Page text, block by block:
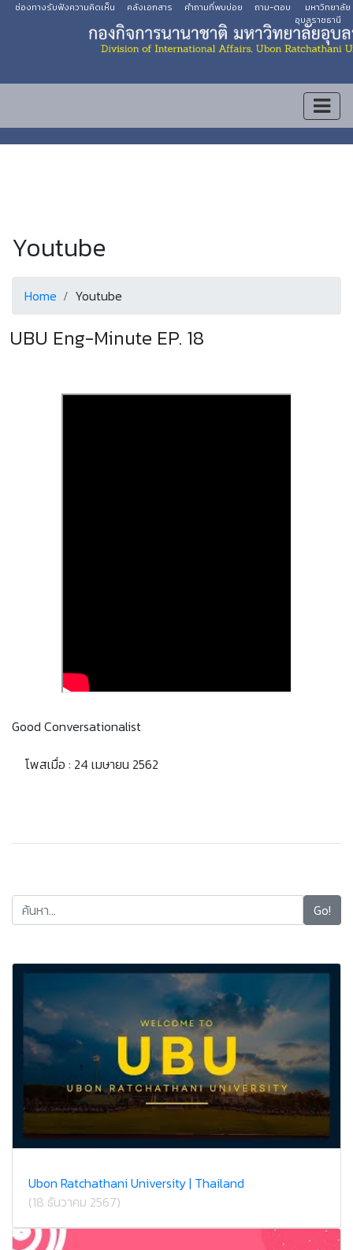
ช่องทางรับฟังความคิดเห็น คลังเอกสาร คำถามที่พบบ่อย ถาม-ตอบ
มหาวิทยาลัย
อุบลราชธานี
Youtube
Home Youtube
UBU Eng-Minute EP. 18
Good Conversationalist
โพสเมื่อ : 24 เมษายน 2562
Go!
Ubon Ratchathani University | Thailand
(18 ธันวาคม 2567)